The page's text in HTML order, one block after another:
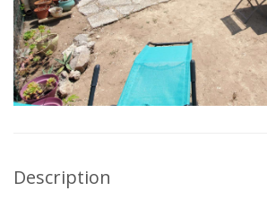
Description